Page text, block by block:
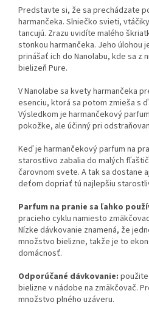
Predstavte si, že sa prechádzate
harmančeka. Slniečko svieti,
tancujú. Zrazu uvidíte malého
stonkou harmančeka. Jeho úlohou
prinášať ich do Nanolabu, kde sa z
bielizeň Pure.
V Nanolabe sa kvety harmančeka
esenciu, ktorá sa potom zmieša s
Výsledkom je harmančekový
pokožke, ale účinný pri
Keď je harmančekový parfum na
starostlivo zabalia do malých
čarovnom svete. A tak sa dostane
deťom dopriať tú najlepšiu
Parfum na pranie sa ľahko
pracieho cyklu namiesto
Nízke dávkovanie znamená, že
množstvo bielizne, takže je to
domácnosť.
Odporúčané dávkovanie:
bielizne v nádobe na zmäkčovač.
množstvo plného uzáveru.